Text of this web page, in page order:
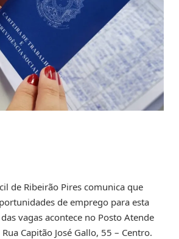
de Ribeirão Pires comunica que
de emprego para esta
vagas acontece no Posto Atende
Capitão José Gallo, 55 – Centro.